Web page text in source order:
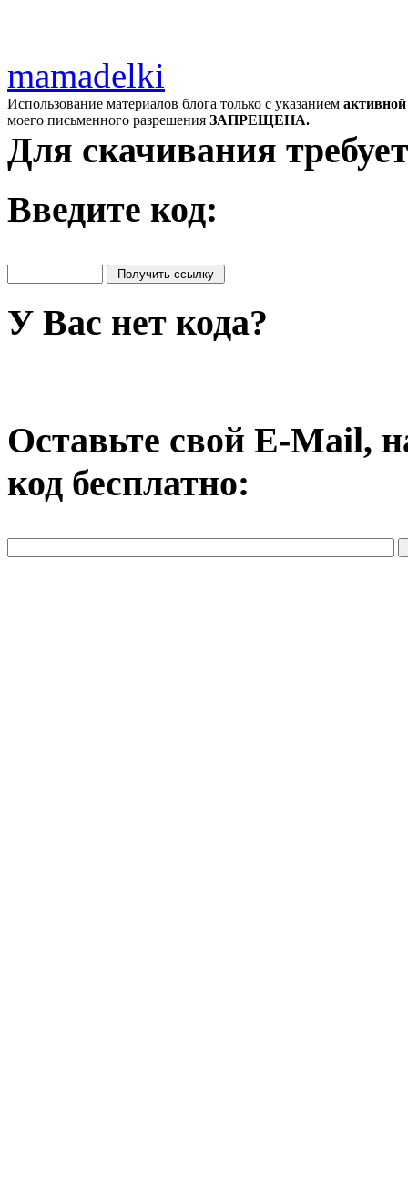
mamadelki
Использование материалов блога только с указанием
моего письменного разрешения ЗАПРЕЩЕНА.
Для скачивания
Введите код:
У Вас нет кода?
Оставьте свой E-Mail,
код бесплатно: